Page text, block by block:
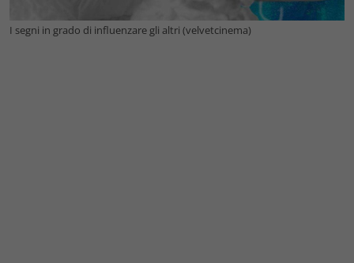
I segni in grado di influenzare gli altri (velvetcinema)